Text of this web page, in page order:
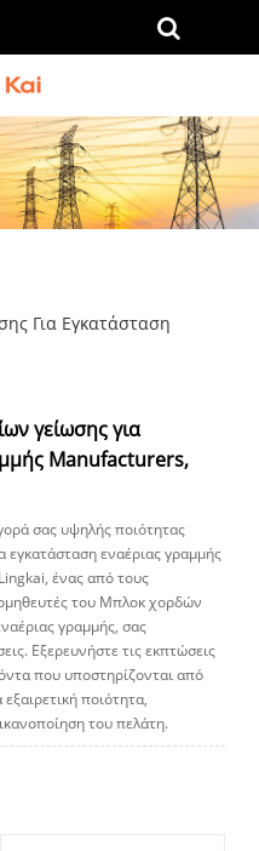
Για Εγκατάσταση
γείωσης για
Manufacturers,
σας υψηλής ποιότητας
εναέριας γραμμής
ένας από τους
του Μπλοκ χορδών
γραμμής, σας
Εξερευνήστε τις εκπτώσεις
που υποστηρίζονται από
ποιότητα,
του πελάτη.